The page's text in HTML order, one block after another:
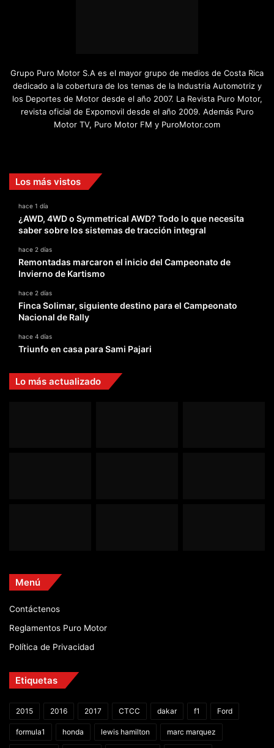
Grupo Puro Motor S.A es el mayor grupo de medios de Costa Rica
dedicado a la cobertura de los temas de la Industria Automotriz y
los Deportes de Motor desde el año 2007. La Revista Puro Motor,
revista oficial de Expomovil desde el año 2009. Además Puro
Motor TV, Puro Motor FM y PuroMotor.com
Los más vistos
hace 1 día
¿AWD, 4WD o Symmetrical AWD? Todo lo que necesita
saber sobre los sistemas de tracción integral
hace 2 días
Remontadas marcaron el inicio del Campeonato de
Invierno de Kartismo
hace 2 días
Finca Solimar, siguiente destino para el Campeonato
Nacional de Rally
hace 4 días
Triunfo en casa para Sami Pajari
Lo más actualizado
Menú
Contáctenos
Reglamentos Puro Motor
Política de Privacidad
Etiquetas
2015 2016 2017 CTCC dakar f1 Ford
formula1 honda lewis hamilton marc marquez